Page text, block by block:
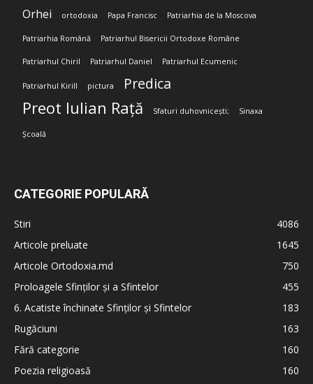
Orhei ortodoxia Papa Francisc Patriarhia de la Moscova
Patriarhia Română Patriarhul Bisericii Ortodoxe Române
Patriarhul Chiril Patriarhul Daniel Patriarhul Ecumenic
Patriarhul Kirill pictura Predica
Preot Iulian Rață Sfaturi duhovnicești; Sinaxa
Școală
CATEGORIE POPULARĂ
Stiri
4086
Articole preluate
1645
Articole Ortodoxia.md
750
Proloagele Sfinților și a Sfintelor
455
6. Acatiste închinate Sfinților și Sfintelor
183
Rugăciuni
163
Fără categorie
160
Poezia religioasă
160